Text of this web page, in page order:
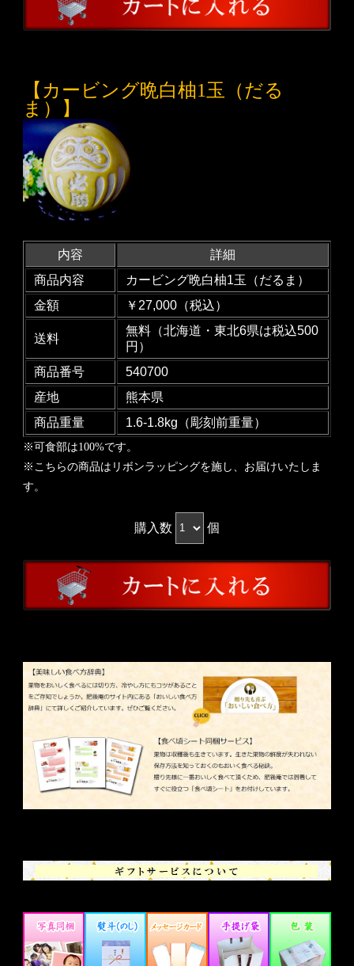
【カービング晩白柚1玉（だる
ま）】
内容
詳細
商品内容
カービング晩白柚1玉（だるま）
金額
￥27,000（税込）
送料
無料（北海道・東北6県は税込500
円）
商品番号
540700
産地
熊本県
商品重量
1.6-1.8kg（彫刻前重量）
※可食部は100%です。
※こちらの商品はリボンラッピングを施し、お届けいたしま
す。
購入数 個